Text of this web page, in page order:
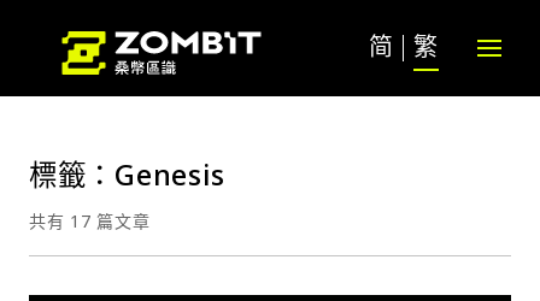
简 繁
標籤：Genesis
共有 17 篇文章